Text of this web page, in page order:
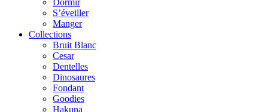
Dormir
S’éveiller
Manger
Collections
Bruit Blanc
Cesar
Dentelles
Dinosaures
Fondant
Goodies
Hakuna